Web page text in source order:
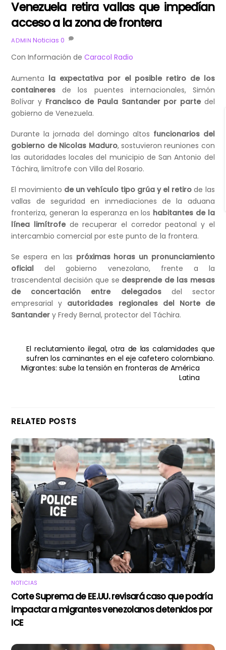
Venezuela retira vallas que impedían
acceso a la zona de frontera
ADMIN Noticias 0
Con Información deCaracol Radio
Aumenta la expectativa por el posible retiro de los
containeres de los puentes internacionales, Simón
Bolívar y Francisco de Paula Santander por partedel
gobierno de Venezuela.
Durante la jornada del domingo altos funcionarios del
gobierno de Nicolas Maduro, sostuvieron reuniones con
las autoridades locales del municipio de San Antonio del
Táchira, limítrofe con Villa del Rosario.
El movimiento de un vehículo tipo grúa y el retiro de las
vallas de seguridad en inmediaciones de la aduana
fronteriza, generan la esperanza en los habitantes de la
línea limítrofede recuperar el corredor peatonal y el
intercambio comercial por este punto de la frontera.
Se espera en las próximas horas un pronunciamiento
oficial del gobierno venezolano, frente a la
trascendental decisión que se desprende de las mesas
de concertación entre delegadosdel sector
empresarial y autoridades regionales del Norte de
Santander y Fredy Bernal, protector del Táchira.
El reclutamiento ilegal, otra de las calamidades que
sufren los caminantes en el eje cafetero colombiano.
Migrantes: sube la tensión en fronteras de América
Latina
RELATED POSTS
NOTICIAS
Corte Suprema de EE.UU. revisará caso que podría
impactar a migrantes venezolanos detenidos por
ICE